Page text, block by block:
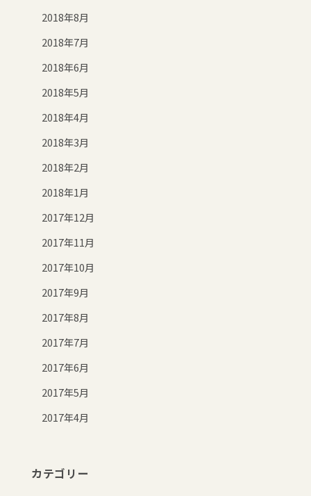
2018年8月
2018年7月
2018年6月
2018年5月
2018年4月
2018年3月
2018年2月
2018年1月
2017年12月
2017年11月
2017年10月
2017年9月
2017年8月
2017年7月
2017年6月
2017年5月
2017年4月
カテゴリー